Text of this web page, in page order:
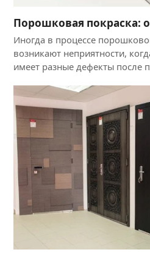
Порошковая покраска:
Иногда в процессе
возникают неприятности,
имеет разные дефекты после